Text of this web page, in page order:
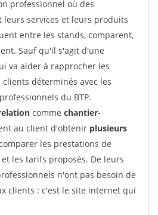
professionnel où des
services et leurs produits
entre les stands, comparent,
Sauf qu'il s'agit d'une
va aider à rapprocher les
déterminés avec les
du BTP.
comme chantier-
au client d'obtenir plusieurs
les prestations de
les tarifs proposés. De leurs
n'ont pas besoin de
clients : c'est le site internet qui